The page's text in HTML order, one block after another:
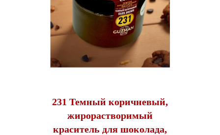
231 Темный коричневый,
жирорастворимый
краситель для шоколада,